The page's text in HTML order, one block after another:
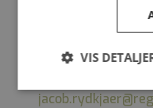
Afsnitsledende
VIS